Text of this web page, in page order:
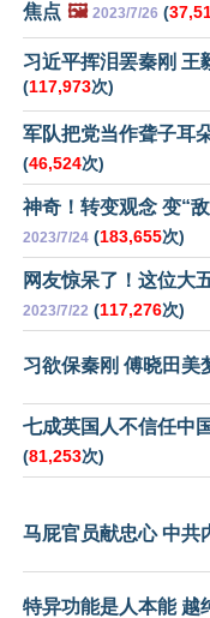
焦点 🖼️ 2023/7/26 (
习近平挥泪罢秦刚 王
(117,973次)
军队把党当作聋子耳
(46,524次)
神奇！转变观念 变“
2023/7/24 (183,655次)
网友惊呆了！这位大
2023/7/22 (117,276次)
习欲保秦刚 傅晓田美
七成英国人不信任中
(81,253次)
马屁官员献忠心 中共
特异功能是人本能 越